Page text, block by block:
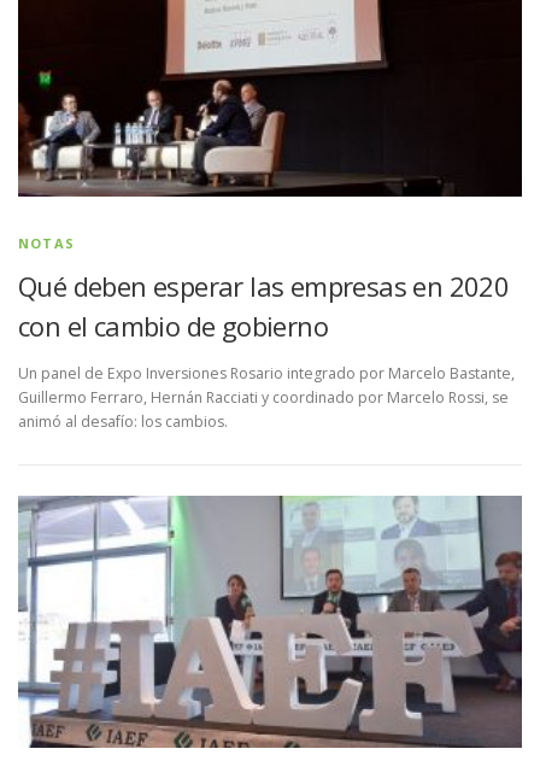
NOTAS
Qué deben esperar las empresas en 2020
con el cambio de gobierno
Un panel de Expo Inversiones Rosario integrado por Marcelo Bastante,
Guillermo Ferraro, Hernán Racciati y coordinado por Marcelo Rossi, se
animó al desafío: los cambios.